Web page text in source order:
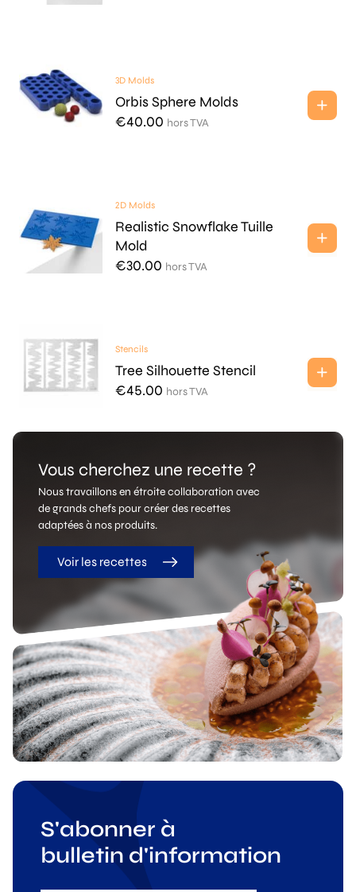
3D Molds
Orbis Sphere Molds
€40.00 hors TVA
2D Molds
Realistic Snowflake Tuille
Mold
€30.00 hors TVA
Stencils
Tree Silhouette Stencil
€45.00 hors TVA
Vous cherchez une recette ?
Nous travaillons en étroite collaboration avec
de grands chefs pour créer des recettes
adaptées à nos produits.
Voir les recettes
S'abonner à
bulletin d'information